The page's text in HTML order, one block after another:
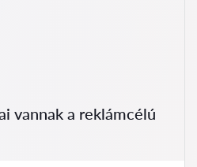
vannak a reklámcélú